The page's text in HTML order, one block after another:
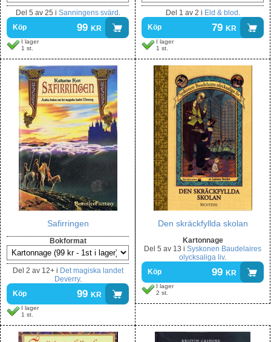
Del 5 av 25 i Sanningens svärd.
Köp
99 kr
I lager
1 st.
Del 1 av 2 i Eld & blod.
Köp
79 kr
I lager
1 st.
Safirringen
Bokformat
Del 2 av 12+i Det magiska landet
Deverry.
Köp
99 kr
I lager
1 st.
Den skräckfyllda skolan
Kartonnage
Del 5 av 13 i Syskonen Baudelaires
olycksaliga liv.
Köp
99 kr
I lager
2 st.